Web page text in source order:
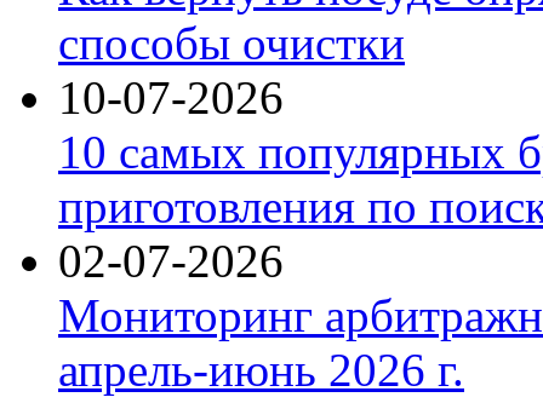
способы очистки
10-07-2026
10 самых популярных
приготовления по
02-07-2026
Мониторинг
апрель-июнь 2026 г.